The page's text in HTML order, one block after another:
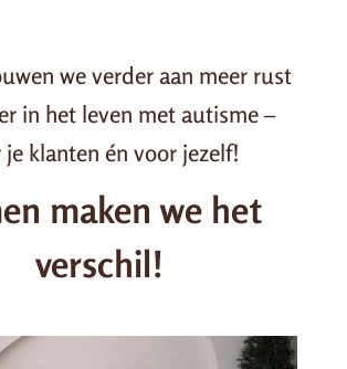
we verder aan meer rust
in het leven met autisme –
je klanten én voor jezelf!
maken we het
verschil!